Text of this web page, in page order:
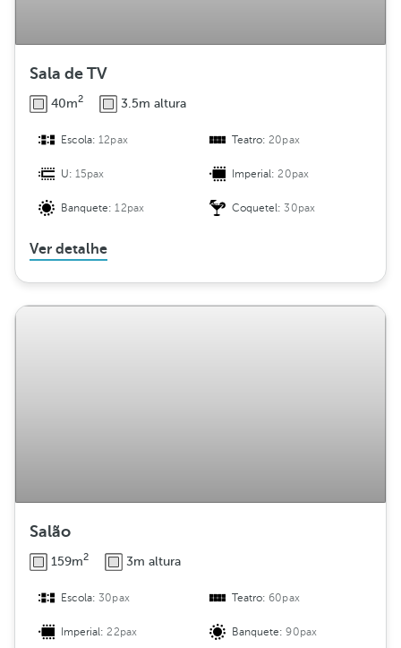
Sala de TV
40m2 3.5m altura
Escola:12pax Teatro:20pax
U:15pax Imperial:20pax
Banquete:12pax Coquetel:30pax
Ver detalhe
Salão
159m2 3m altura
Escola:30pax Teatro:60pax
Imperial:22pax Banquete:90pax